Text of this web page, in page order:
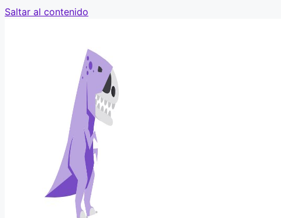
Saltar al contenido